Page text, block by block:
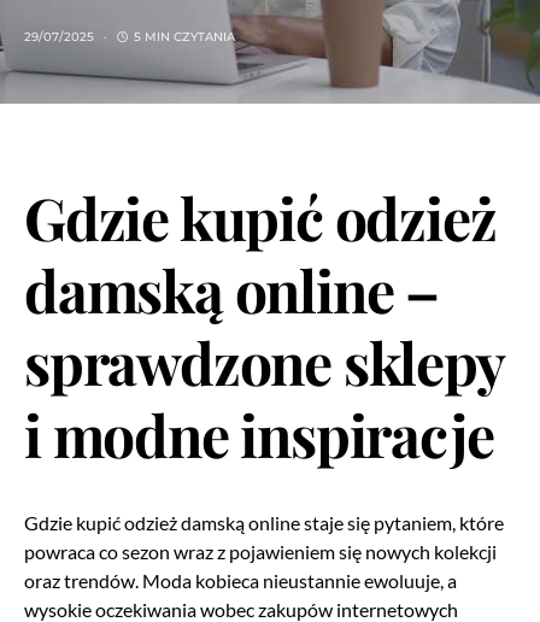
29/07/2025 5 MIN CZYTANIA
Gdzie kupić odzież
damską online –
sprawdzone sklepy
i modne inspiracje
Gdzie kupić odzież damską online staje się pytaniem, które
powraca co sezon wraz z pojawieniem się nowych kolekcji
oraz trendów. Moda kobieca nieustannie ewoluuje, a
wysokie oczekiwania wobec zakupów internetowych